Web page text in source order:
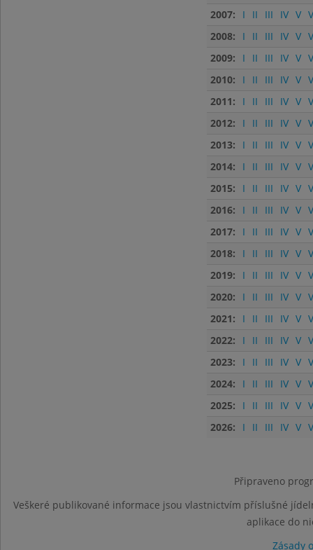
2007:
I II III IV V
2008:
I II III IV V
2009:
I II III IV V
2010:
I II III IV V
2011:
I II III IV V
2012:
I II III IV V
2013:
I II III IV V
2014:
I II III IV V
2015:
I II III IV V
2016:
I II III IV V
2017:
I II III IV V
2018:
I II III IV V
2019:
I II III IV V
2020:
I II III IV V
2021:
I II III IV V
2022:
I II III IV V
2023:
I II III IV V
2024:
I II III IV V
2025:
I II III IV V
2026:
I II III IV V
Připraveno
Veškeré publikované informace jsou vlastnictvím příslušné
aplikace do
Zásady